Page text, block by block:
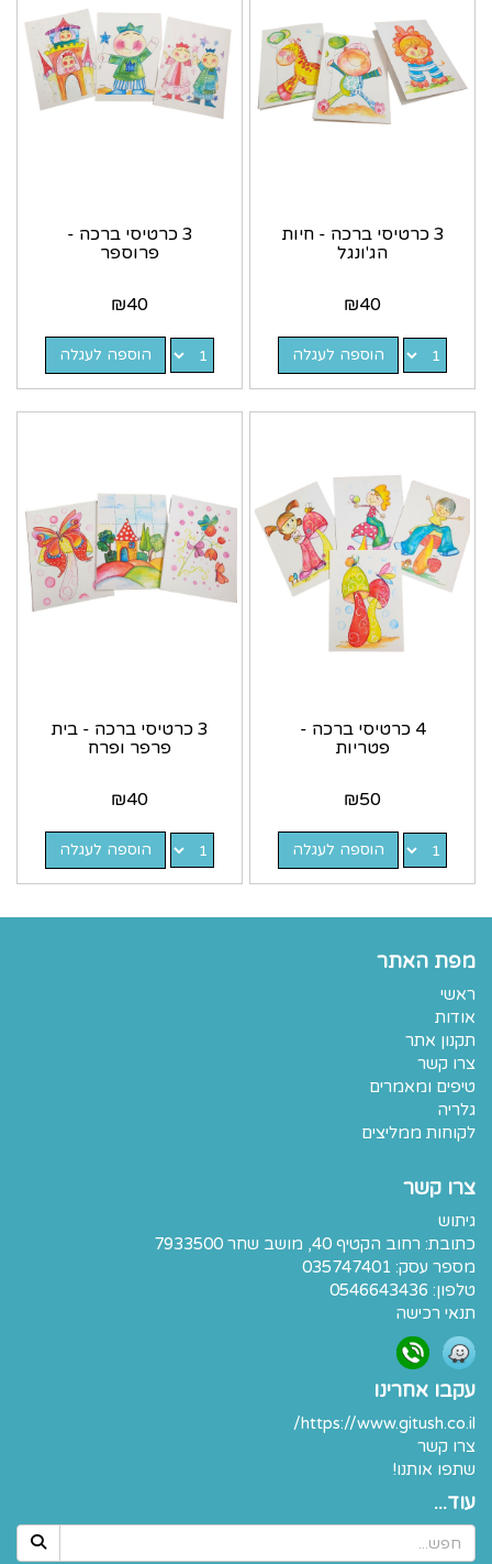
3 כרטיסי ברכה - חיות
הג'ונגל
₪40
הוספה לעגלה
3 כרטיסי ברכה -
פרוספר
₪40
הוספה לעגלה
4 כרטיסי ברכה -
פטריות
₪50
הוספה לעגלה
3 כרטיסי ברכה - בית
פרפר ופרח
₪40
הוספה לעגלה
מפת האתר
ראשי
אודות
תקנון אתר
צרו קשר
טיפים ומאמרים
גלריה
לקוחות ממליצים
צרו קשר
גיתוש
כתובת: רחוב הקטיף 40, מושב שחר 7933500
מספר עסק: 035747401
טלפון: 0546643436
תנאי רכישה
עקבו אחרינו
https://www.gitush.co.il/
צרו קשר
שתפו אותנו!
עוד...